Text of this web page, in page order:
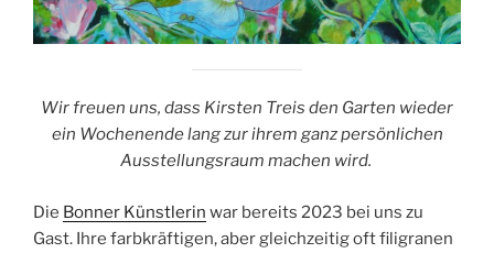
Wir freuen uns, dass Kirsten Treis den Garten wieder
ein Wochenende lang zur ihrem ganz persönlichen
Ausstellungsraum machen wird.
Die Bonner Künstlerin war bereits 2023 bei uns zu
Gast. Ihre farbkräftigen, aber gleichzeitig oft filigranen